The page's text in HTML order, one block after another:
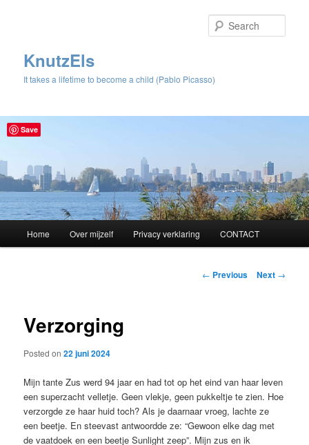
KnutzEls
It takes a lifetime to become a child (Pablo Picasso)
Skip
content
Home Over mijzelf Privacy verklaring CONTACT
Post
← Previous Next →
Verzorging
Posted on22 juni 2024
Mijn tante Zus werd 94 jaar en had tot op het eind van haar leven
een superzacht velletje. Geen vlekje, geen pukkeltje te zien. Hoe
verzorgde ze haar huid toch? Als je daarnaar vroeg, lachte ze
een beetje. En steevast antwoordde ze: “Gewoon elke dag met
de vaatdoek en een beetje Sunlight zeep”. Mijn zus en ik
Save